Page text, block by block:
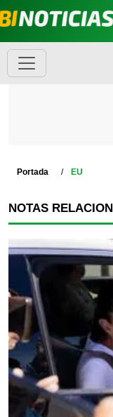
Portada EU
NOTAS